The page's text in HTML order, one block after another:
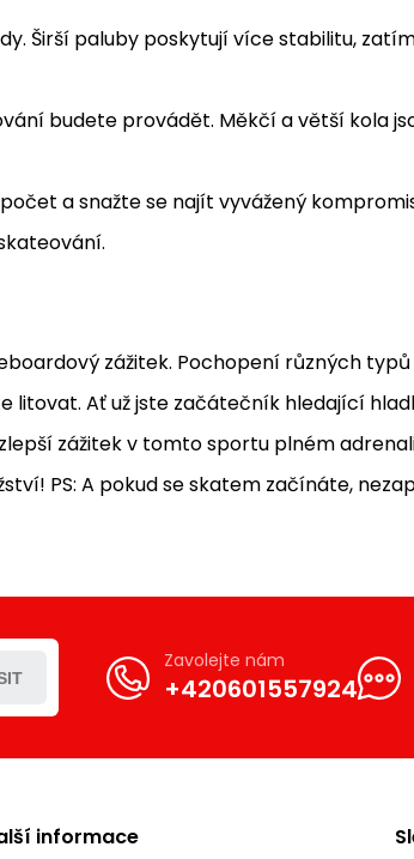
Širší paluby poskytují více stabilitu,
budete provádět. Měkčí a větší kola
a snažte se najít vyvážený
zážitek. Pochopení různých
litovat. Ať už jste začátečník hledající
zážitek v tomto sportu plném
PS: A pokud se skatem začínáte,
Zavolejte nám
+420601557924
informace